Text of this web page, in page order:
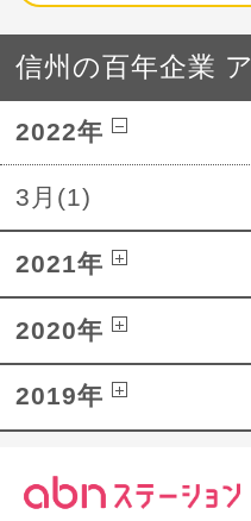
信州の百年企業
2022年
3月(1)
2021年
2020年
2019年